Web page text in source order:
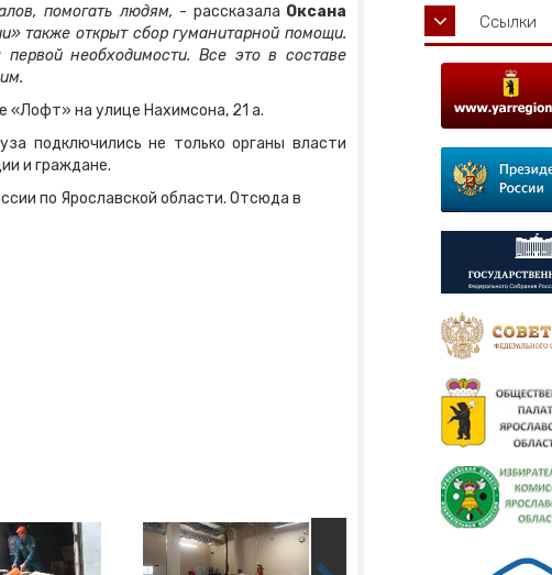
помогать людям, - рассказала Оксана
также открыт сбор гуманитарной помощи.
необходимости. Все это в составе
«Лофт» на улице Нахимсона, 21 а.
подключились не только органы власти
и граждане.
по Ярославской области. Отсюда в
Ссылки